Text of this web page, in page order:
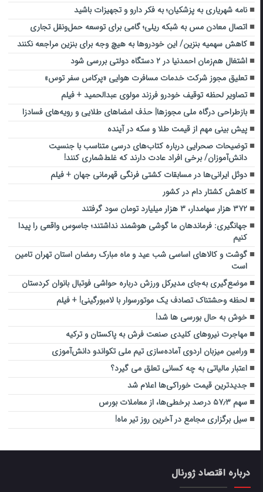
نامه شهریاری به پزشکیان؛ به فکر دارو و تجهیزات باشید
اتصال معادن مس به شبکه ریلی؛ گامی برای توسعه حمل‌ونقل تجاری
کاهش سهمیه بنزین/ این خودرو‌ها به هیچ وجه برای بنزین مراجعه نکنند
اشتغال هم‌زمان احمدنیا در ۲ دستگاه دولتی بررسی شود
تعلیق مجوز شرکت خدمات مسافرت هوایی «پرکاس سفر توس»
تصاویر لحظه توقیف خودرو فرزند مولوی عبدالحمید + فیلم
بازطراحی درگاه ملی مجوزها| حذف امضاهای طلایی و رویه‌های فسادزا
پیش بینی مهم از قیمت طلا و سکه در آینده
توضیحات صحرایی درباره کتاب‌های درسی متناسب با جنسیت
دانش‌آموزان/ برخی افراد عادت دارند که غلط‌شماری کنند!
دوئل ایرانی‌ها در مسابقات کشتی فرنگی قهرمانی جهان + فیلم
کاهش کشتار دام در کشور
۳۷۲ هزار سهامدار، ۳ هزار میلیارد تومان سود گرفتند
جهانگیری: فرماندهان ما گوشی هوشمند نداشتند؛ جاسوس واقعی را پیدا
کنیم
گوشت و کالاهای اساسی شب عید و ماه مبارک رمضان استان تهران تامین
است
موضع‌گیری به‌جای مدیرکل ورزش درباره حواشی فوتبال بانوان کردستان
لحظه وحشتناک تصادف یک موتورسوار با لامبورگینی! + فیلم
خوش به حال بورسی ها شد!
مهاجرت نیروهای کلیدی صنعت فرش به پاکستان و ترکیه
ورامین میزبان اردوی آماده‌سازی تیم ملی تکواندو دانش‌آموزی
اعتبار مالیاتی به چه کسانی تعلق می گیرد؟
جدیدترین قیمت خوراکی‌ها اعلام شد
سهم ۵۷٫۳ درصد برخطی‌ها، از معاملات بورس
سیل برگزاری مجامع در آخرین روز تیر ماه!
درباره اقتصاد ژورنال